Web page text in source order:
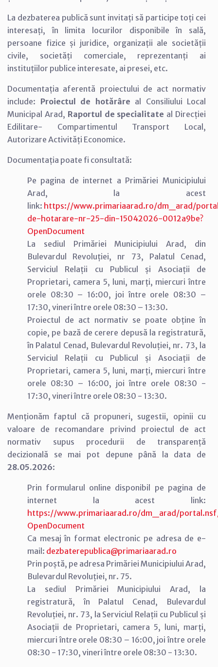
La dezbaterea publică sunt invitați să participe toți cei
interesați, în limita locurilor disponibile în sală,
persoane fizice și juridice, organizații ale societății
civile, societăți comerciale, reprezentanți ai
instituțiilor publice interesate, ai presei, etc.
Documentația aferentă proiectului de act normativ
include: Proiectul de hotărâre al Consiliului Local
Municipal Arad, Raportul de specialitate al Direcției
Edilitare- Compartimentul Transport Local,
Autorizare Activități Economice.
Documentația poate fi consultată:
Pe pagina de internet a Primăriei Municipiului
Arad, la acest
link: https://www.primariaarad.ro/dm_arad/
de-hotarare-nr-25-din-15042026-0012a9be?
OpenDocument
La sediul Primăriei Municipiului Arad, din
Bulevardul Revoluției, nr 73, Palatul Cenad,
Serviciul Relații cu Publicul și Asociații de
Proprietari, camera 5, luni, marți, miercuri între
orele 08:30 – 16:00, joi între orele 08:30 –
17:30, vineri între orele 08:30 – 13:30.
Proiectul de act normativ se poate obține în
copie, pe bază de cerere depusă la registratură,
în Palatul Cenad, Bulevardul Revoluției, nr. 73, la
Serviciul Relații cu Publicul și Asociații de
Proprietari, camera 5, luni, marți, miercuri între
orele 08:30 – 16:00, joi între orele 08:30 -
17:30, vineri între orele 08:30 - 13:30.
Menționăm faptul că propuneri, sugestii, opinii cu
valoare de recomandare privind proiectul de act
normativ supus procedurii de transparență
decizională se mai pot depune până la data de
28.05.2026:
Prin formularul online disponibil pe pagina de
internet la acest link:
https://www.primariaarad.ro/dm_arad/portal.nsf/
OpenDocument
Ca mesaj în format electronic pe adresa de e-
mail: dezbaterepublica@primariaarad.ro
Prin poștă, pe adresa Primăriei Municipiului Arad,
Bulevardul Revoluției, nr. 75.
La sediul Primăriei Municipiului Arad, la
registratură, în Palatul Cenad, Bulevardul
Revoluției, nr. 73, la Serviciul Relații cu Publicul și
Asociații de Proprietari, camera 5, luni, marți,
miercuri între orele 08:30 – 16:00, joi între orele
08:30 - 17:30, vineri între orele 08:30 - 13:30.